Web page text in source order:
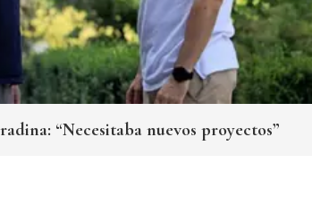
“Necesitaba nuevos proyectos”